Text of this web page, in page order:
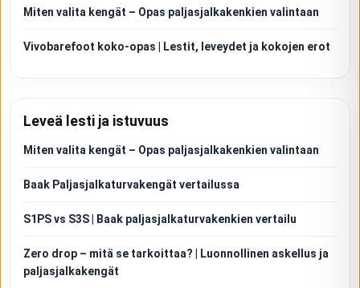
Miten valita kengät – Opas paljasjalkakenkien valintaan
Vivobarefoot koko-opas | Lestit, leveydet ja kokojen erot
Leveä lesti ja istuvuus
Miten valita kengät – Opas paljasjalkakenkien valintaan
Baak Paljasjalkaturvakengät vertailussa
S1PS vs S3S | Baak paljasjalkaturvakenkien vertailu
Zero drop – mitä se tarkoittaa? | Luonnollinen askellus ja
paljasjalkakengät